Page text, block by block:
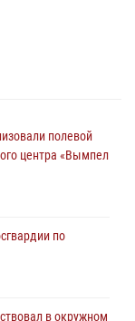
полевой
центра «Вымпел
по
в окружном